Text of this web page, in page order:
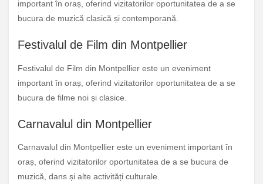
important în oraș, oferind vizitatorilor oportunitatea de a se
bucura de muzică clasică și contemporană.
Festivalul de Film din Montpellier
Festivalul de Film din Montpellier este un eveniment
important în oraș, oferind vizitatorilor oportunitatea de a se
bucura de filme noi și clasice.
Carnavalul din Montpellier
Carnavalul din Montpellier este un eveniment important în
oraș, oferind vizitatorilor oportunitatea de a se bucura de
muzică, dans și alte activități culturale.